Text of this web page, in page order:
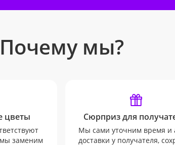
Почему мы?
цветы
заменим
Сюрприз для
Мы сами уточним время и
доставки у получателя,